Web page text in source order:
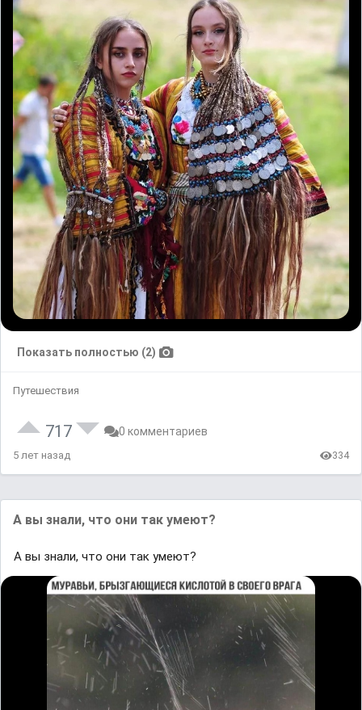
Показать полностью (2)
Путешествия
717 0 комментариев
5 лет назад 334
А вы знали, что они так умеют?
А вы знали, что они так умеют?